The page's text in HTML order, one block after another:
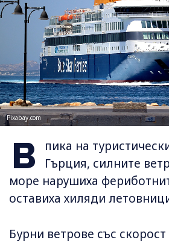
Pixabay.com
В
пика на
Гърция, силните
море нарушиха
оставиха хиляди
Бурни ветрове със